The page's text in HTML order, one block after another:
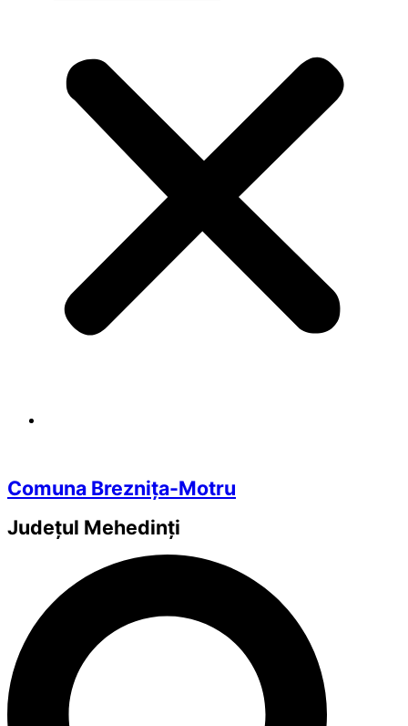
Comuna Breznița-Motru
Județul Mehedinți